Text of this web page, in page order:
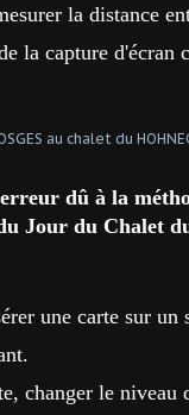
la distance
la capture d'écran
dû à la
Jour du Chalet
une carte sur un
changer le niveau